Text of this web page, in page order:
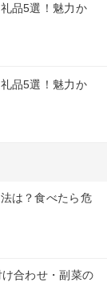
品5選！魅力か
品5選！魅力か
は？食べたら危
合わせ・副菜の